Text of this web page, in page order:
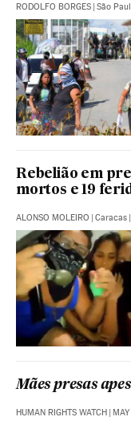
RODOLFO BORGES | São
Rebelião em
mortos e 19
ALONSO MOLEIRO | Caracas |
Mães presas
HUMAN RIGHTS WATCH |